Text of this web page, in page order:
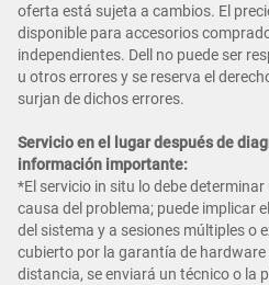
oferta está sujeta a cambios. El
disponible para accesorios
independientes. Dell no puede ser
u otros errores y se reserva el
surjan de dichos errores.
Servicio en el lugar después de
información importante:
*El servicio in situ lo debe
causa del problema; puede implicar
del sistema y a sesiones múltiples o
cubierto por la garantía de hardware
distancia, se enviará un técnico o la